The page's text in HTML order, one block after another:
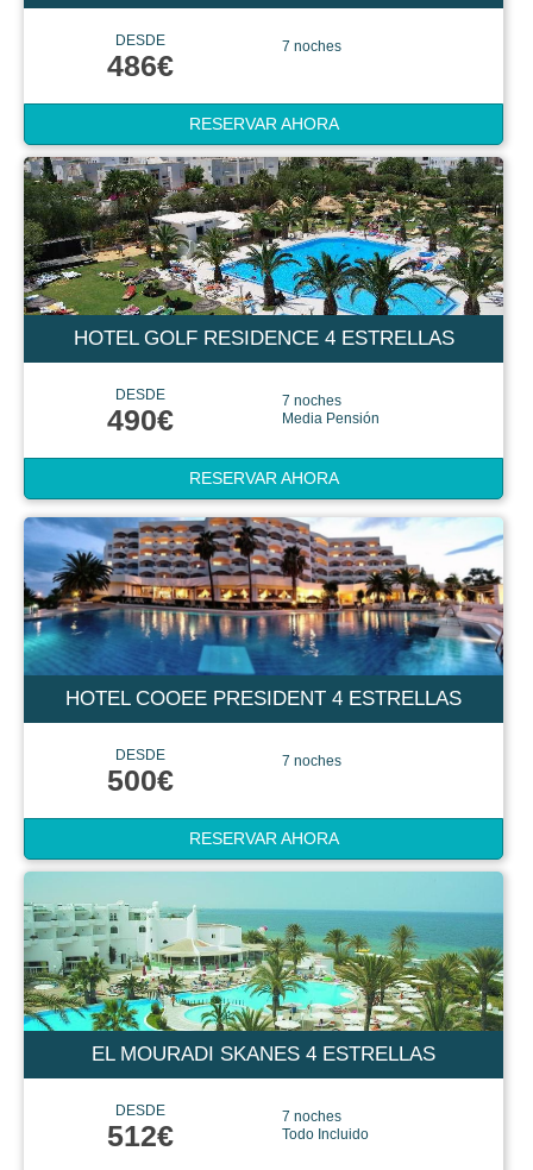
DESDE
486€
7 noches
RESERVAR AHORA
HOTEL GOLF RESIDENCE 4 ESTRELLAS
DESDE
490€
7 noches
Media Pensión
RESERVAR AHORA
HOTEL COOEE PRESIDENT 4 ESTRELLAS
DESDE
500€
7 noches
RESERVAR AHORA
EL MOURADI SKANES 4 ESTRELLAS
DESDE
512€
7 noches
Todo Incluido